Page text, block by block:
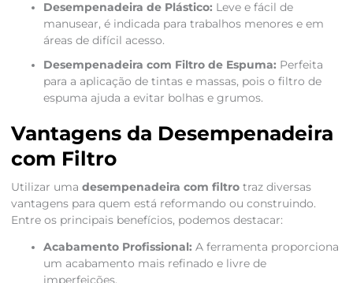
Desempenadeira de Plástico: Leve e fácil de
manusear, é indicada para trabalhos menores e em
áreas de difícil acesso.
Desempenadeira com Filtro de Espuma: Perfeita
para a aplicação de tintas e massas, pois o filtro de
espuma ajuda a evitar bolhas e grumos.
Vantagens da Desempenadeira
com Filtro
Utilizar uma desempenadeira com filtrotraz diversas
vantagens para quem está reformando ou construindo.
Entre os principais benefícios, podemos destacar:
Acabamento Profissional: A ferramenta proporciona
um acabamento mais refinado e livre de
imperfeições.